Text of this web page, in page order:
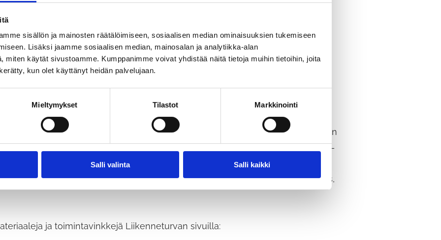
sisällön ja mainosten räätälöimiseen, sosiaalisen median ominaisuuksien tukemiseen
Lisäksi jaamme sosiaalisen median, mainosalan ja analytiikka-alan
miten käytät sivustoamme. Kumppanimme voivat yhdistää näitä tietoja muihin tietoihin, joita
kun olet käyttänyt heidän palvelujaan.
Mieltymykset Tilastot Markkinointi
Salli valinta Salli kaikki
keskeisiä turvallisuustekoja. Tämän voisi kiteyttää kolmeen kohtaan:
muista tilannenopeus.
organisoi Liikennekasvatuksen yhteistyöverkosto. Liikenneturvan
eri tahojen – kodin, koulun, varhaiskasvatuksen, harrastustoiminnan –
Sivustolta löytyy hyviä vinkkejä myös jokaisen arkiliikkumista
hämärtyvään syksyyn osuvat heijastintesti ja polkupyörän valojen tarkistus,
ja toimintavinkkejä Liikenneturvan sivuilla: